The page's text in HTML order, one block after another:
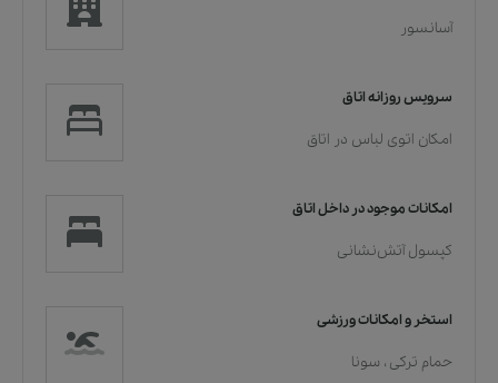
آسانسور
سرویس روزانه اتاق
امکان اتوی لباس در اتاق
امکانات موجود در داخل اتاق
کپسول آتش‌نشانی
استخر و امکانات ورزشی
حمام ترکی ، سونا